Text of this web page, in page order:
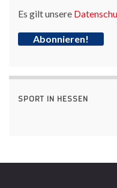
Es gilt unsere
SPORT IN HESSEN